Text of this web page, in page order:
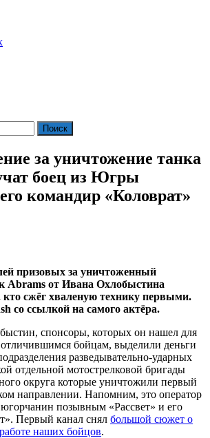
за уничтожение танка
боец из Югры
командир «Коловрат»
призовых за уничтоженный
Abrams от Ивана Охлобыстина
кто сжёг хваленую технику первыми.
со ссылкой на самого актёра.
спонсоры, которых он нашел для
бойцам, выделили деньги
разведывательно-ударных
отдельной мотострелковой бригады
округа которые уничтожили первый
направлении. Напомним, это оператор
позывным «Рассвет» и его
Первый канал снял большой сюжет о
наших бойцов.